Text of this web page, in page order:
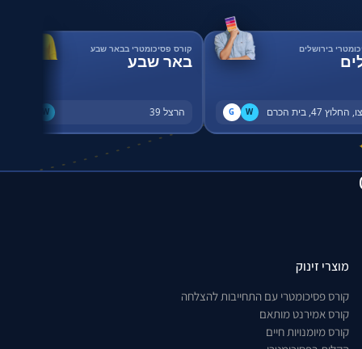
בירושלים
47, בית הכרם W
G
קורס פסיכומטרי בבאר שבע
באר שבע
הרצל 39 W
מוצרי זינוק
קורס פסיכומטרי עם התחייבות להצלחה
קורס אמירנט מותאם
קורס מיומנויות חיים